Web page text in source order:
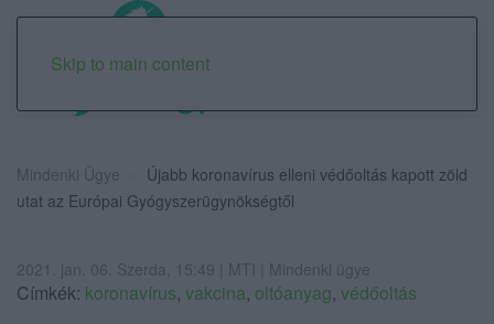
Skip to main content
Mindenki Ügye
Újabb koronavírus elleni védőoltás kapott zöld
utat az Európai Gyógyszerügynökségtől
2021. jan. 06. Szerda, 15:49 | MTI | Mindenki ügye
Címkék: koronavírus, vakcina, oltóanyag, védőoltás